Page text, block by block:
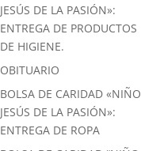
JESÚS DE LA PASIÓN»:
ENTREGA DE PRODUCTOS
DE HIGIENE.
OBITUARIO
BOLSA DE CARIDAD «NIÑO
JESÚS DE LA PASIÓN»:
ENTREGA DE ROPA